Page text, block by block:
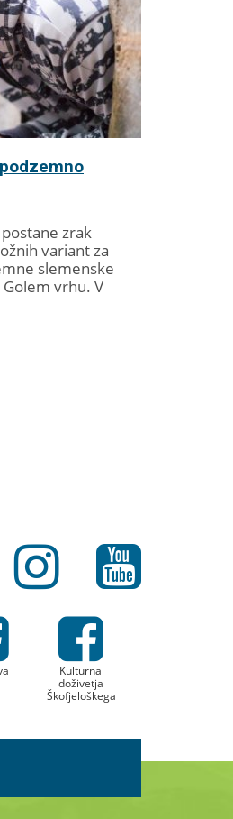
zrak
variant za
slemenske
vrhu. V
Kulturna
doživetja
Škofjeloškega